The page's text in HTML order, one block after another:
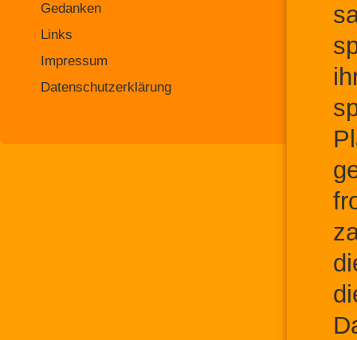
Gedanken
Links
Impressum
Datenschutzerklärung